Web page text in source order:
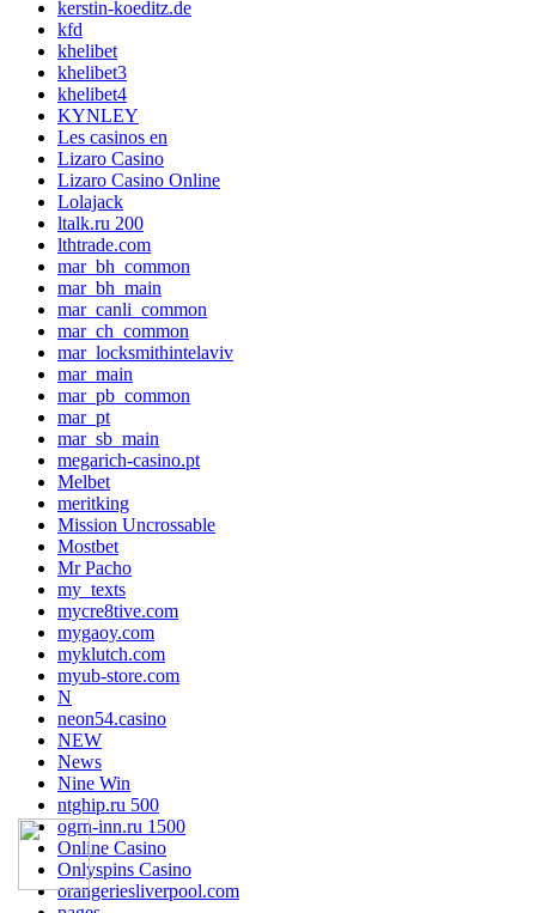
kerstin-koeditz.de
kfd
khelibet
khelibet3
khelibet4
KYNLEY
Les casinos en
Lizaro Casino
Lizaro Casino Online
Lolajack
ltalk.ru 200
lthtrade.com
mar_bh_common
mar_bh_main
mar_canli_common
mar_ch_common
mar_locksmithintelaviv
mar_main
mar_pb_common
mar_pt
mar_sb_main
megarich-casino.pt
Melbet
meritking
Mission Uncrossable
Mostbet
Mr Pacho
my_texts
mycre8tive.com
mygaoy.com
myklutch.com
myub-store.com
N
neon54.casino
NEW
News
Nine Win
ntghip.ru 500
ogrn-inn.ru 1500
Online Casino
Onlyspins Casino
orangeriesliverpool.com